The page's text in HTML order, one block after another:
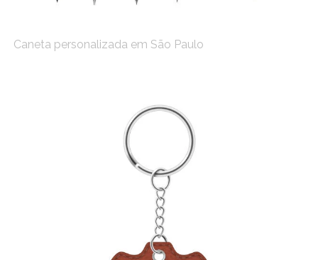
Caneta personalizada em São Paulo